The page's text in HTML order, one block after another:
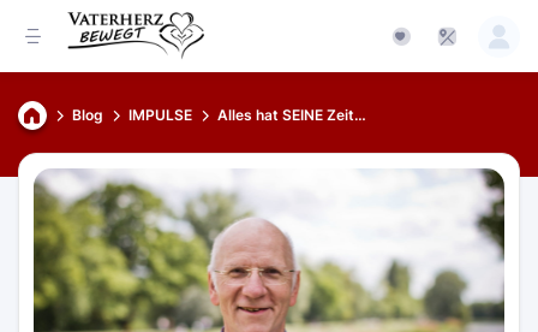
Blog IMPULSE Alles hat SEINE Zeit…